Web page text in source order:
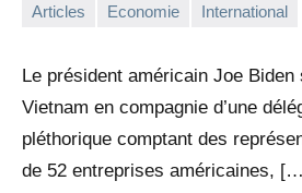
Articles Economie International
Le président américain Joe Biden
Vietnam en compagnie d’une
pléthorique comptant des
de 52 entreprises américaines,